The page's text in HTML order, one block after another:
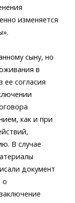
изменяется
сыну, но
в
согласия
как и при
В случае
документ
о